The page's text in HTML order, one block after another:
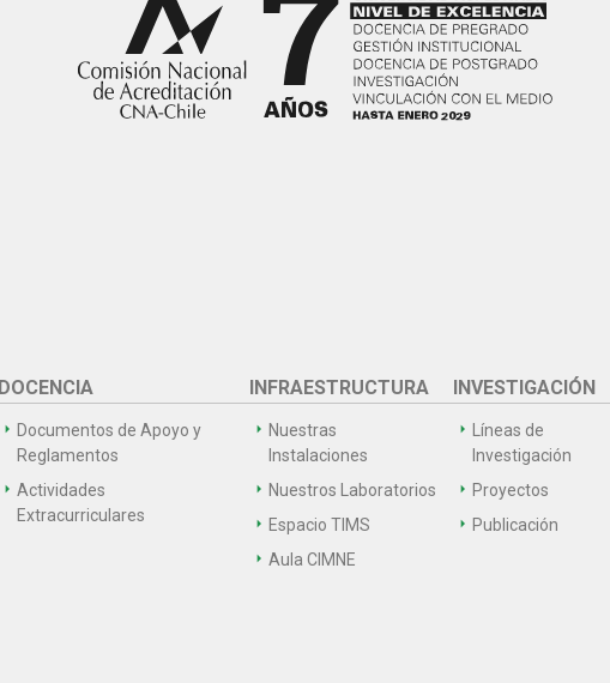
DOCENCIA
Documentos de Apoyo y
Reglamentos
Actividades
Extracurriculares
INFRAESTRUCTURA
Nuestras
Instalaciones
Nuestros Laboratorios
Espacio TIMS
Aula CIMNE
INVESTIGACIÓN
Líneas de
Investigación
Proyectos
Publicación